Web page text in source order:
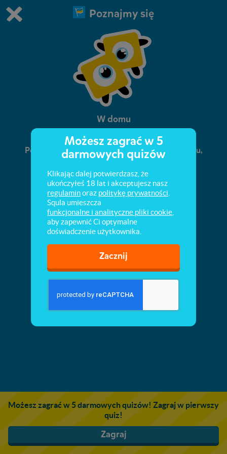
Grasz w wersję demonstracyjną Squli
Kup teraz!
0 1
Poznajmy się
W domu
Poznaj polskie słowa, określające pokoje w domu,
meble, przedmioty codziennego użytku.
Możesz zagrać w 5 darmowych quizów! Zagraj w pierwszy
quiz!
Zagraj
Możesz zagrać w 5
darmowych quizów
Klikając dalej potwierdzasz, że
ukończyłeś 18 lat i akceptujesz nasz
regulaminoraz politykę prywatności
Squla umieszcza
funkcjonalne i analityczne pliki cookie
aby zapewnić Ci optymalne
doświadczenie użytkownika.
Zacznij